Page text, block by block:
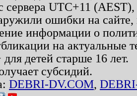
сервера UTC+11
ошибки на
информации о
на актуальные
детей старше 16 лет.
субсидий.
DEBRI-DV.COM,